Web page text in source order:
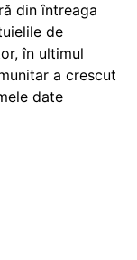
din întreaga
de
în ultimul
a crescut
date